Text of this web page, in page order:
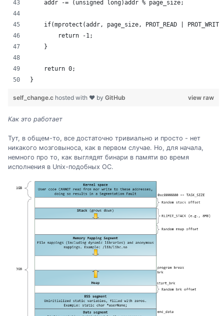
    addr -= (unsigned long)addr % page_size;
if(mprotect(addr, page_size, PROT_READ |
        return -1;
    }
    return 0;
}
view raw
self_change.c hosted with ❤ by GitHub
Как это работает
Тут, в общем-то, все достаточно тривиально и просто - нет
никакого мозговыноса, как в первом случае. Но, для начала,
немного про то, как выглядят бинари в памяти во время
исполнения в Unix-подобных ОС.